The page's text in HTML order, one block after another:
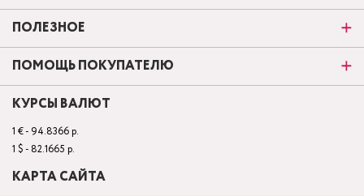
ПОЛЕЗНОЕ
ПОМОЩЬ ПОКУПАТЕЛЮ
КУРСЫ ВАЛЮТ
1 € - 94.8366 р.
1 $ - 82.1665 р.
КАРТА САЙТА